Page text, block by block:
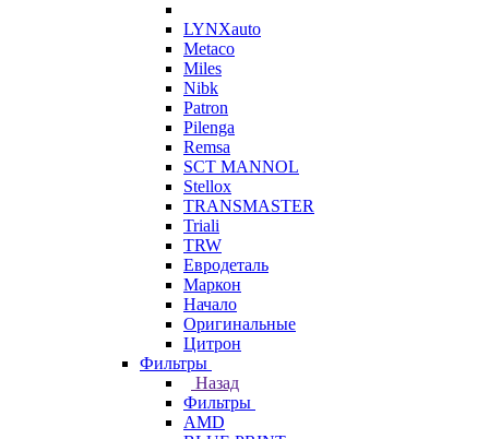
LYNXauto
Metaco
Miles
Nibk
Patron
Pilenga
Remsa
SCT MANNOL
Stellox
TRANSMASTER
Triali
TRW
Евродеталь
Маркон
Начало
Оригинальные
Цитрон
Фильтры
Назад
Фильтры
AMD